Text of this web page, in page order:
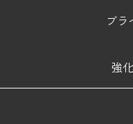
ブラ
強